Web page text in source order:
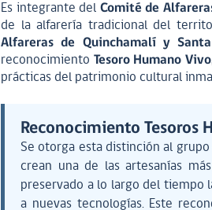
Es integrante del Comité de
de la alfarería tradicional del
Alfareras de Quinchamalí y
reconocimiento Tesoro Humano Vivo
prácticas del patrimonio cultural
Reconocimiento Tesoros
Se otorga esta distinción al
crean una de las artesanías
preservado a lo largo del tiempo
a nuevas tecnologías. Este